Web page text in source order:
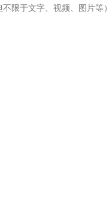
限于文字、视频、图片等